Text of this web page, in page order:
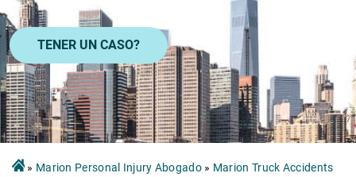
TENER UN CASO?
» Marion Personal Injury Abogado» Marion Truck Accidents